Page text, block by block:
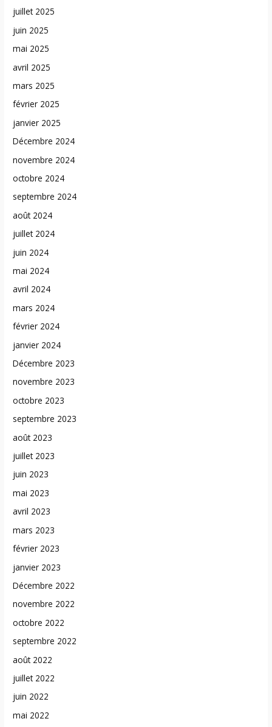
juillet 2025
juin 2025
mai 2025
avril 2025
mars 2025
février 2025
janvier 2025
Décembre 2024
novembre 2024
octobre 2024
septembre 2024
août 2024
juillet 2024
juin 2024
mai 2024
avril 2024
mars 2024
février 2024
janvier 2024
Décembre 2023
novembre 2023
octobre 2023
septembre 2023
août 2023
juillet 2023
juin 2023
mai 2023
avril 2023
mars 2023
février 2023
janvier 2023
Décembre 2022
novembre 2022
octobre 2022
septembre 2022
août 2022
juillet 2022
juin 2022
mai 2022